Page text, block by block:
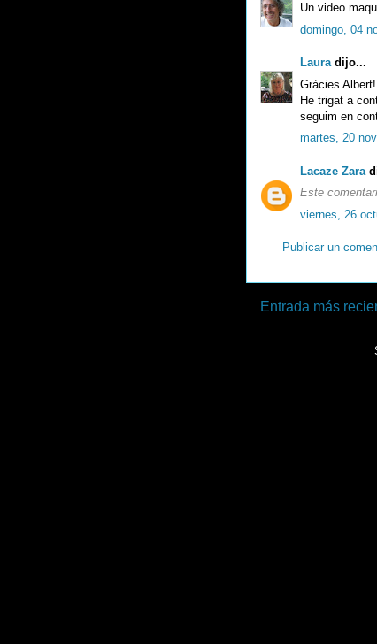
Un video
domingo, 04
Lauradijo...
Gràcies Albert!
He trigat a
seguim en
martes, 20
Lacaze Zara
Este
viernes, 26
Publicar un
Entrada más